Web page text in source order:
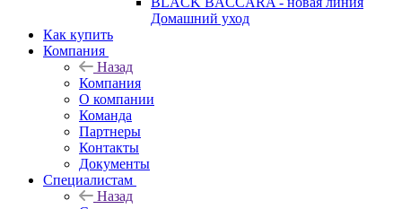
Домашний уход
Как купить
Компания
Назад
Компания
О компании
Команда
Партнеры
Контакты
Документы
Специалистам
Назад